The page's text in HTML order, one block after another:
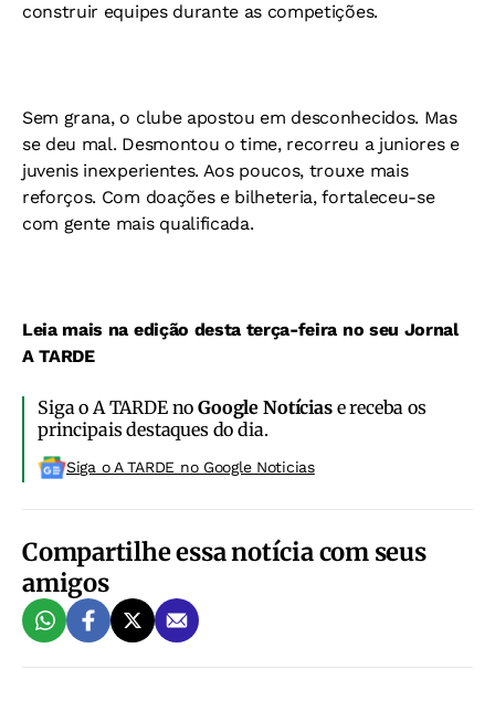
construir equipes durante as competições.
Sem grana, o clube apostou em desconhecidos. Mas
se deu mal. Desmontou o time, recorreu a juniores e
juvenis inexperientes. Aos poucos, trouxe mais
reforços. Com doações e bilheteria, fortaleceu-se
com gente mais qualificada.
Leia mais na edição desta terça-feira no seu Jornal
A TARDE
Siga o A TARDE noGoogle Notíciase receba os
principais destaques do dia.
Siga o A TARDE no Google Noticias
Compartilhe essa notícia com seus
amigos